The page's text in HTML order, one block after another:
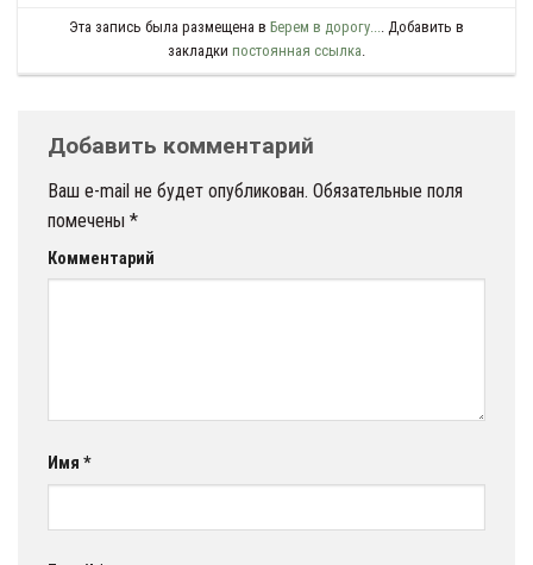
Эта запись была размещена в Берем в дорогу.... Добавить в
закладки постоянная ссылка.
Добавить комментарий
Ваш e-mail не будет опубликован. Обязательные поля
помечены *
Комментарий
Имя *